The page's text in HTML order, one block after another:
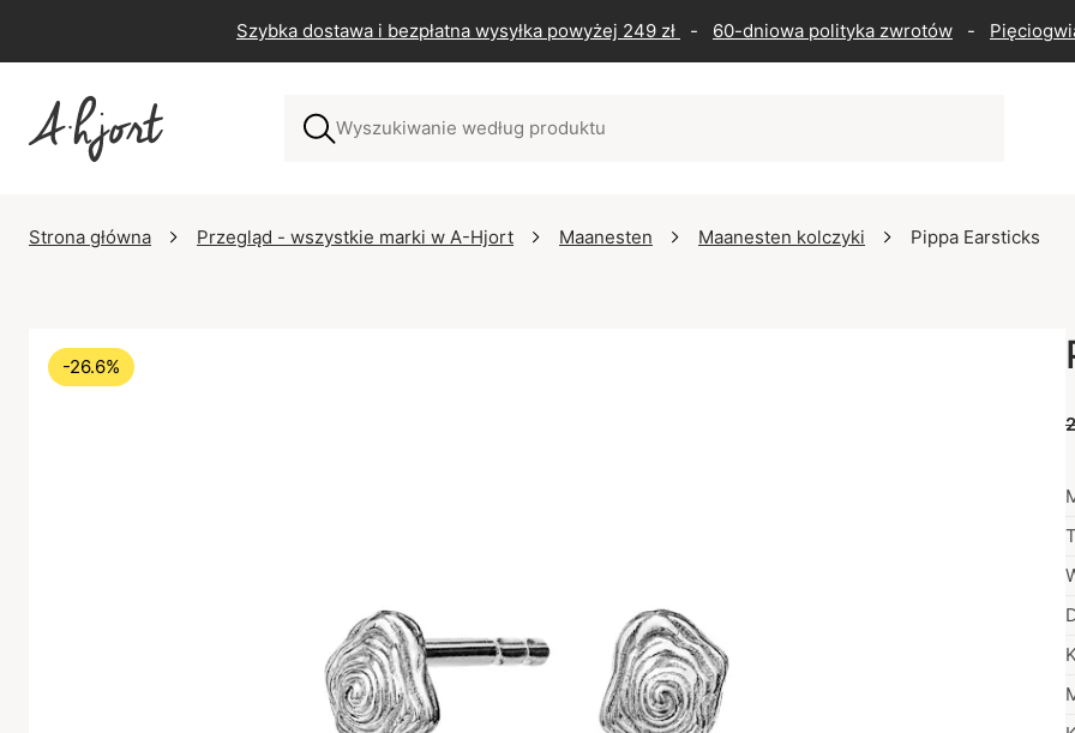
Szybka dostawa i bezpłatna wysyłka powyżej 249 zł - 60-dniowa polityka zwrotów -
Strona główna Przegląd - wszystkie marki w A-Hjort Maanesten Maanesten kolczyki Pippa Earsticks
-26.6%